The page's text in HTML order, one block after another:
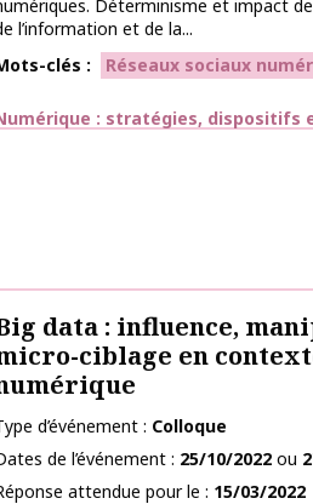
Déterminisme et impact
l’information et de la...
clés
Réseaux sociaux
: stratégies, dispositifs
data : influence,
ciblage en
d’événement
Colloque
de l’événement
25/10/2022 ou
attendue pour le
15/03/2022